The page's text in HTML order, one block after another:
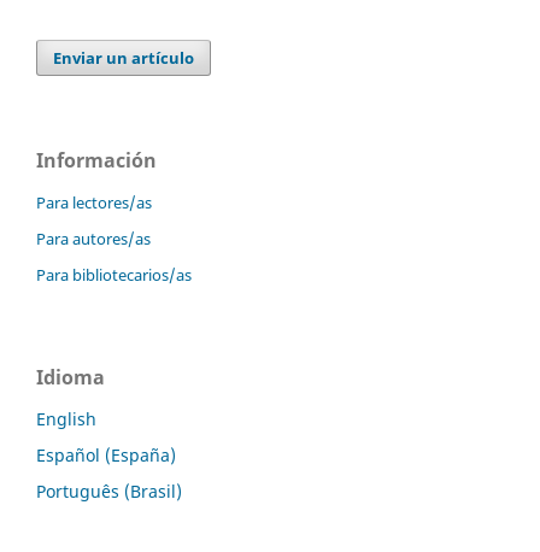
Enviar un artículo
Información
Para lectores/as
Para autores/as
Para bibliotecarios/as
Idioma
English
Español (España)
Português (Brasil)